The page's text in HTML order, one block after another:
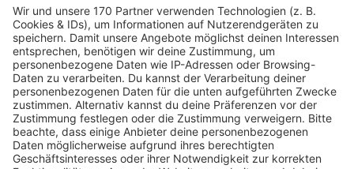
mehr!
Das Queere Zentrum Wiesbaden ist eine der
vielen Community Organisationen am Platz.
Sie stellen demnächst weitere vor.
Das QZW ist das queere Wohnzimmer Wiesbadens.
Es ist gleichermaßen Treffpunkt wie Beratung-,